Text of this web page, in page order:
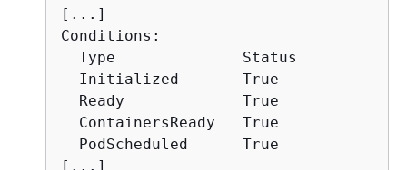
[...]
Conditions:
  Type              Status
  Initialized       True
  Ready             True
  ContainersReady   True
  PodScheduled      True
[...]